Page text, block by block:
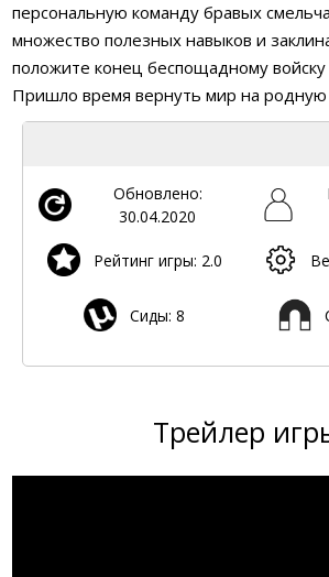
персональную команду бравых
множество полезных навыков и
положите конец беспощадному войску
Пришло время вернуть мир на
Обновлено:
30.04.2020
Рейтинг игры: 2.0
Сиды: 8
Трейлер